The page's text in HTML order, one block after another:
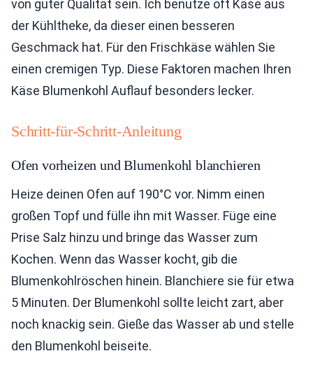
von guter Qualität sein. Ich benutze oft Käse aus
der Kühltheke, da dieser einen besseren
Geschmack hat. Für den Frischkäse wählen Sie
einen cremigen Typ. Diese Faktoren machen Ihren
Käse Blumenkohl Auflauf besonders lecker.
Schritt-für-Schritt-Anleitung
Ofen vorheizen und Blumenkohl blanchieren
Heize deinen Ofen auf 190°C vor. Nimm einen
großen Topf und fülle ihn mit Wasser. Füge eine
Prise Salz hinzu und bringe das Wasser zum
Kochen. Wenn das Wasser kocht, gib die
Blumenkohlröschen hinein. Blanchiere sie für etwa
5 Minuten. Der Blumenkohl sollte leicht zart, aber
noch knackig sein. Gieße das Wasser ab und stelle
den Blumenkohl beiseite.